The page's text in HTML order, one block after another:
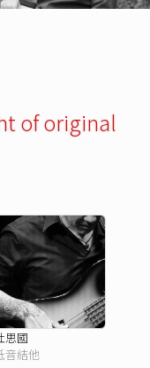
of original
思國
音結他